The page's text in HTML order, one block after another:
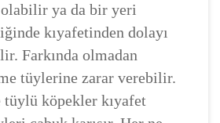
olabilir ya da bir yeri
kıyafetinden dolayı
Farkında olmadan
tüylerine zarar verebilir.
köpekler kıyafet